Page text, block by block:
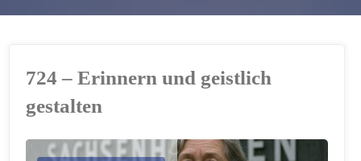
724 – Erinnern und geistlich
gestalten